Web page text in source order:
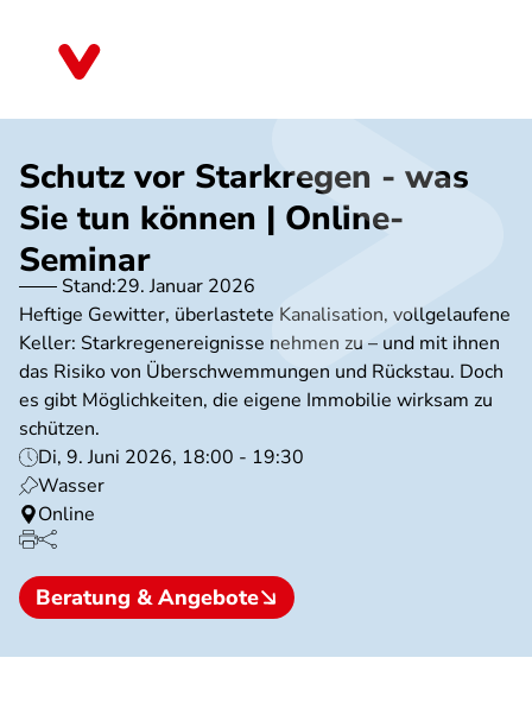
Schutz vor Starkregen - was
Sie tun können | Online-
Seminar
Stand:29. Januar 2026
Heftige Gewitter, überlastete Kanalisation, vollgelaufene
Keller: Starkregenereignisse nehmen zu – und mit ihnen
das Risiko von Überschwemmungen und Rückstau. Doch
es gibt Möglichkeiten, die eigene Immobilie wirksam zu
schützen.
Di, 9. Juni 2026, 18:00 - 19:30
Wasser
Online
Beratung & Angebote